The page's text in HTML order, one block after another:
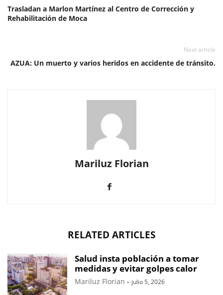
Trasladan a Marlon Martínez al Centro de Corrección y
Rehabilitación de Moca
Next article
AZUA: Un muerto y varios heridos en accidente de tránsito.
Mariluz Florian
RELATED ARTICLES
Salud insta población a tomar
medidas y evitar golpes calor
Mariluz Florian - julio 5, 2026